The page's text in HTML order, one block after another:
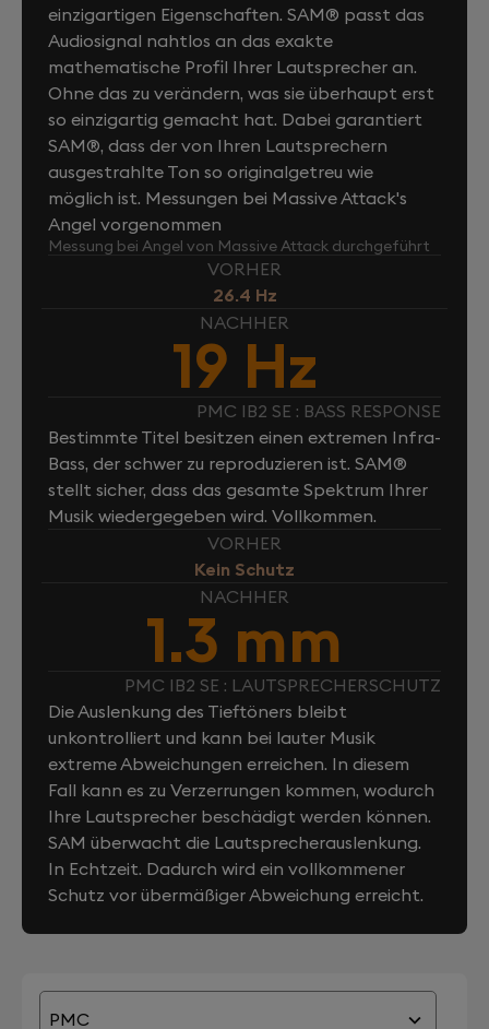
einzigartigen Eigenschaften. SAM® passt das
Audiosignal nahtlos an das exakte
mathematische Profil Ihrer Lautsprecher an.
Ohne das zu verändern, was sie überhaupt erst
so einzigartig gemacht hat. Dabei garantiert
SAM®, dass der von Ihren Lautsprechern
ausgestrahlte Ton so originalgetreu wie
möglich ist. Messungen bei Massive Attack's
Angel vorgenommen
Messung bei Angel von Massive Attack durchgeführt
VORHER
26.4 Hz
NACHHER
19 Hz
PMC IB2 SE : BASS RESPONSE
Bestimmte Titel besitzen einen extremen Infra-
Bass, der schwer zu reproduzieren ist. SAM®
stellt sicher, dass das gesamte Spektrum Ihrer
Musik wiedergegeben wird. Vollkommen.
VORHER
Kein Schutz
NACHHER
1.3 mm
PMC IB2 SE : LAUTSPRECHERSCHUTZ
Die Auslenkung des Tieftöners bleibt
unkontrolliert und kann bei lauter Musik
extreme Abweichungen erreichen. In diesem
Fall kann es zu Verzerrungen kommen, wodurch
Ihre Lautsprecher beschädigt werden können.
SAM überwacht die Lautsprecherauslenkung.
In Echtzeit. Dadurch wird ein vollkommener
Schutz vor übermäßiger Abweichung erreicht.
PMC